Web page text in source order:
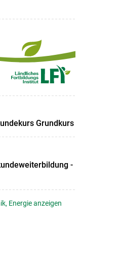
Grundkurs
-
Energie anzeigen